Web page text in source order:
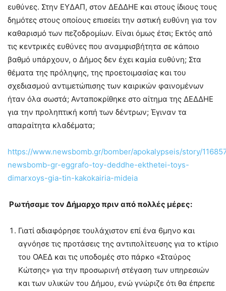
ευθύνες. Στην ΕΥΔΑΠ, στον ΔΕΔΔΗΕ και στους ίδιους τους
δημότες στους οποίους επισείει την αστική ευθύνη για τον
καθαρισμό των πεζοδρομίων. Είναι όμως έτσι; Εκτός από
τις κεντρικές ευθύνες που αναμφισβήτητα σε κάποιο
βαθμό υπάρχουν, ο Δήμος δεν έχει καμία ευθύνη; Στα
θέματα της πρόληψης, της προετοιμασίας και του
σχεδιασμού αντιμετώπισης των καιρικών φαινομένων
ήταν όλα σωστά; Ανταποκρίθηκε στο αίτημα της ΔΕΔΔΗΕ
για την προληπτική κοπή των δέντρων; Έγιναν τα
απαραίτητα κλαδέματα;
https://www.newsbomb.gr/bomber/apokalypseis/story/
newsbomb-gr-eggrafo-toy-deddhe-ekthetei-toys-
dimarxoys-gia-tin-kakokairia-mideia
Ρωτήσαμε τον Δήμαρχο πριν από πολλές μέρες:
Γιατί αδιαφόρησε τουλάχιστον επί ένα 6μηνο και
αγνόησε τις προτάσεις της αντιπολίτευσης για το κτίριο
του ΟΑΕΔ και τις υποδομές στο πάρκο «Σταύρος
Κώτσης» για την προσωρινή στέγαση των υπηρεσιών
και των υλικών του Δήμου, ενώ γνώριζε ότι θα έπρεπε